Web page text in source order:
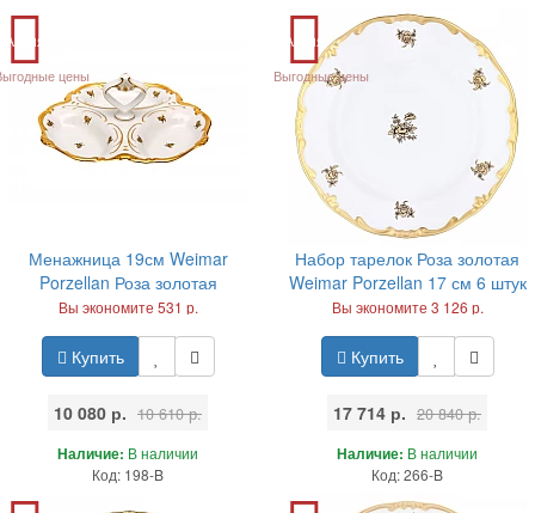
Акция
цены
Менажница 19см Weimar
Porzellan Роза золотая
Вы экономите 531 р.
Купить
10 080 р. 10 610 р.
Наличие: В наличии
Код: 198-B
Акция
Выгодные цены
Набор тарелок Роза золотая
Weimar Porzellan 17 см 6 штук
Вы экономите 3 126 р.
Купить
17 714 р. 20 840 р.
Наличие: В наличии
Код: 266-B